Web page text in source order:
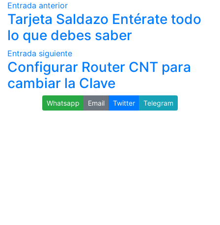
Entrada anterior
Tarjeta Saldazo Entérate todo
lo que debes saber
Entrada siguiente
Configurar Router CNT para
cambiar la Clave
Whatsapp Email Twitter Telegram